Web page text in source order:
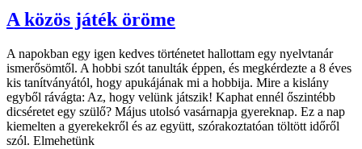
A közös játék öröme
A napokban egy igen kedves történetet hallottam egy nyelvtanár
ismerősömtől. A hobbi szót tanulták éppen, és megkérdezte a 8 éves
kis tanítványától, hogy apukájának mi a hobbija. Mire a kislány
egyből rávágta: Az, hogy velünk játszik! Kaphat ennél őszintébb
dicséretet egy szülő? Május utolsó vasárnapja gyereknap. Ez a nap
kiemelten a gyerekekről és az együtt, szórakoztatóan töltött időről
szól. Elmehetünk